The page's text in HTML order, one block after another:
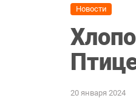
Новости
20 января 2024